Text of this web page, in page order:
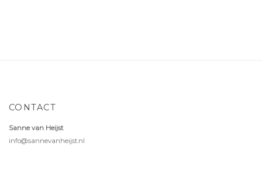
CONTACT
Sanne van Heijst
info@sannevanheijst.nl